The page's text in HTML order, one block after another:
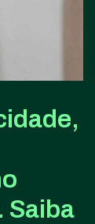
Saiba